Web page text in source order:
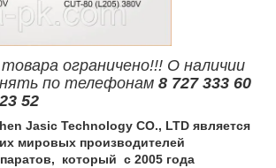
ограничено!!! О наличии
по телефонам 8 727 333 60
52
Jasic Technology CO., LTD является
мировых производителей
который с 2005 года